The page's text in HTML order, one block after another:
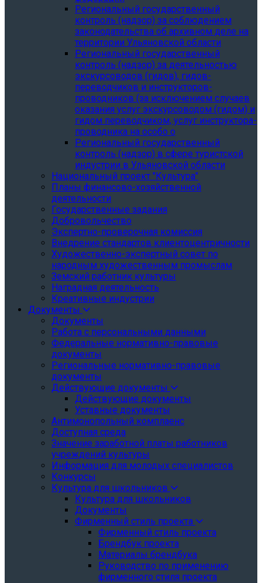
Региональный государственный
контроль (надзор) за соблюдением
законодательства об архивном деле на
территории Ульяновской области
Региональный государственный
контроль (надзор) за деятельностью
экскурсоводов (гидов), гидов-
переводчиков и инструкторов-
проводников (за исключением случаев
оказания услуг экскурсоводом (гидом) и
гидом переводчиком, услуг инструктора-
проводника на особо о
Региональный государственный
контроль (надзор) в сфере туристской
индустрии в Ульяновской области
Национальный проект "Культура"
Планы финансово-хозяйственной
деятельности
Государственные задания
Добровольчество
Экспертно-проверочная комиссия
Внедрение стандартов клиентоцентричности
Художественно-экспертный совет по
народным художественным промыслам
Земский работник культуры
Наградная деятельность
Креативные индустрии
Документы
Документы
Работа с персональными данными
Федеральные нормативно-правовые
документы
Региональные нормативно-правовые
документы
Действующие документы
Действующие документы
Уставные документы
Антимонопольный комплаенс
Доступная среда
Значение заработной платы работников
учреждений культуры
Информация для молодых специалистов
Конкурсы
Культура для школьников
Культура для школьников
Документы
Фирменный стиль проекта
Фирменный стиль проекта
Брендбук проекта
Материалы брендбука
Руководство по применению
фирменного стиля проекта